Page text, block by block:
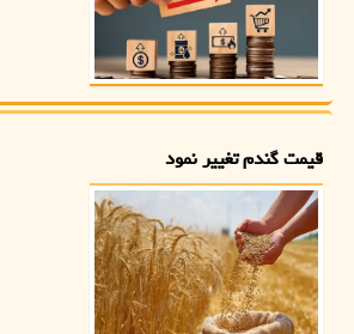
قیمت گندم تغییر نمود